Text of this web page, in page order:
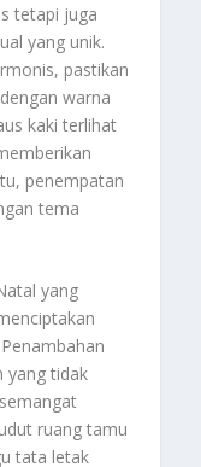
tetapi juga
yang unik.
pastikan
warna
kaki terlihat
penempatan
tema
yang
yang tidak
ruang tamu
tata letak